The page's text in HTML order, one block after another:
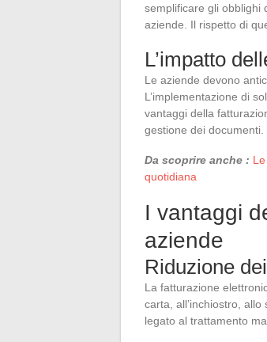
semplificare gli obblighi
aziende. Il rispetto di
L’impatto
Le aziende devono
L’implementazione di
vantaggi della
gestione dei documenti.
Da scoprire anche :
quotidiana
I vantaggi
aziende
Riduzione
La fatturazione
carta, all’inchiostro,
legato al trattamento